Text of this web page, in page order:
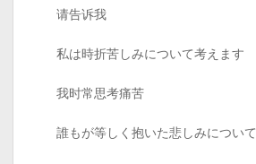
请告诉我
私は時折苦しみについて考えます
我时常思考痛苦
誰もが等しく抱いた悲しみについて